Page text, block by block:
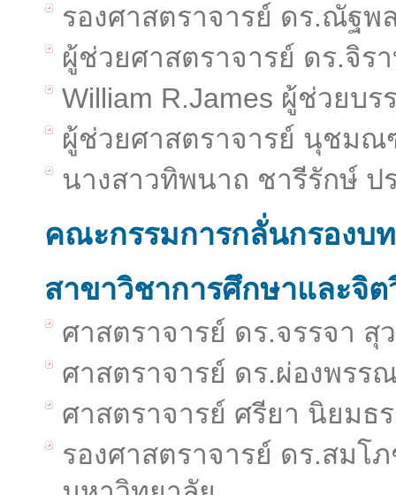
รองศาสตราจารย์ ดร.ณัฐ
ผู้ช่วยศาสตราจารย์ ดร.จิ
William R.James ผู้ช่วยบ
ผู้ช่วยศาสตราจารย์ นุชมณ
นางสาวทิพนาถ ชารีรักษ์ ป
คณะกรรมการกลั่นกรองบ
สาขาวิชาการศึกษาและจิต
ศาสตราจารย์ ดร.จรรจา
ศาสตราจารย์ ดร.ผ่องพร
ศาสตราจารย์ ศรียา นิยม
รองศาสตราจารย์ ดร.สม